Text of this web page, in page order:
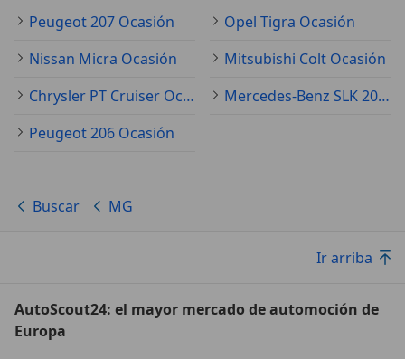
Peugeot 207 Ocasión
Opel Tigra Ocasión
Nissan Micra Ocasión
Mitsubishi Colt Ocasión
Chrysler PT Cruiser Ocasión
Mercedes-Benz SLK 200 Ocasión
Peugeot 206 Ocasión
Buscar MG
Ir arriba
AutoScout24: el mayor mercado de automoción de
Europa